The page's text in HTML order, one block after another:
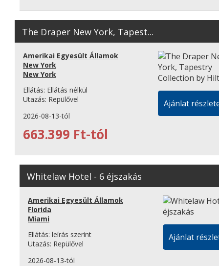
The Draper New York, Tapest...
Amerikai Egyesült Államok
New York
New York
Ellátás: Ellátás nélkül
Utazás: Repülővel
2026-08-13-tól
663.399 Ft-tól
Ajánlat
Whitelaw Hotel - 6 éjszakás
Amerikai Egyesült Államok
Florida
Miami
Ellátás: leírás szerint
Utazás: Repülővel
2026-08-13-tól
Ajánlat